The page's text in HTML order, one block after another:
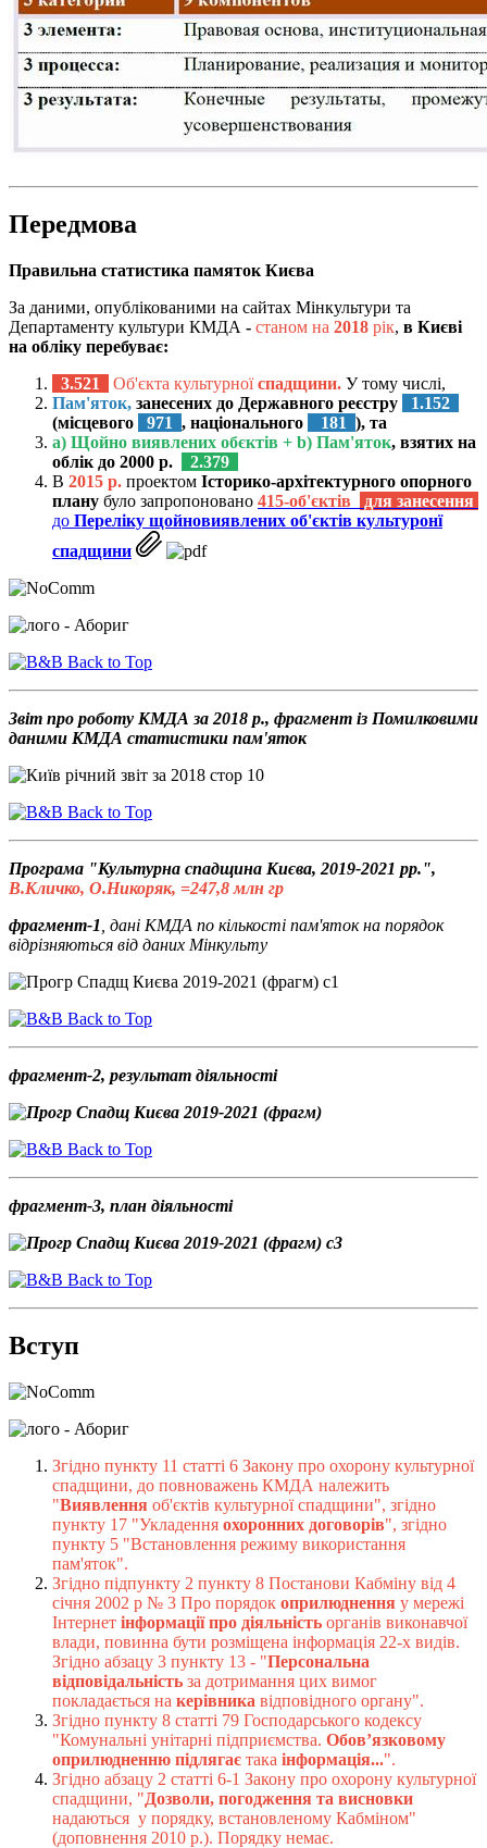
Передмова
Правильна статистика памяток Києва
За даними, опублікованими на сайтах Мінкультури та
Департаменту культури КМДА - станом на 2018 рік, в Києві
на обліку перебуває:
3.521
Об'єкта культурноїспадщини. У тому числі,
Пам'яток, занесених до Державного реєстру
1.152
(місцевого
971 , національного 181 ), та
a) Щойно виявлених обєктів + b) Пам'яток, взятих на
облік до 2000 р.
2.379
В 2015 р. проектом Історико-архітектурного опорного
плану було запропоновано 415-об'єктів
для занесення
до Переліку щойновиявлених об'єктів культуронї
спадщини
Back to Top
Звіт про роботу КМДА за 2018 р., фрагмент із Помилковими
даними КМДА статистики пам'яток
Back to Top
Програма "Культурна спадщина Києва, 2019-2021 рр.",
В.Кличко, О.Никоряк, =247,8 млн гр
фрагмент-1 , дані КМДА по кількості пам'яток на порядок
відрізняються від даних Мінкульту
Back to Top
фрагмент-2, результат діяльності
Back to Top
фрагмент-3, план діяльності
Back to Top
Вступ
Згідно пункту 11 статті 6 Закону про охорону культурної
спадщини, до повноважень КМДА належить
"Виявлення об'єктів культурної спадщини", згідно
пункту 17 "Укладення охоронних договорів", згідно
пункту 5 "Встановлення режиму використання
пам'яток".
Згідно підпункту 2 пункту 8 Постанови Кабміну від 4
січня 2002 р № 3 Про порядок оприлюднення у мережі
Інтернет інформації про діяльність органів виконавчої
влади, повинна бути розміщена інформація 22-х видів.
Згідно абзацу 3 пункту 13 - "Персональна
відповідальність за дотримання цих вимог
покладається на керівника відповідного органу".
Згідно пункту 8 статті 79 Господарського кодексу
"Комунальні унітарні підприємства. Обов’язковому
оприлюдненню підлягає така інформація...".
Згідно абзацу 2 статті 6-1 Закону про охорону культурної
спадщини, "Дозволи, погодження та висновки
надаються у порядку, встановленому Кабміном"
(доповнення 2010 р.). Порядку немає.